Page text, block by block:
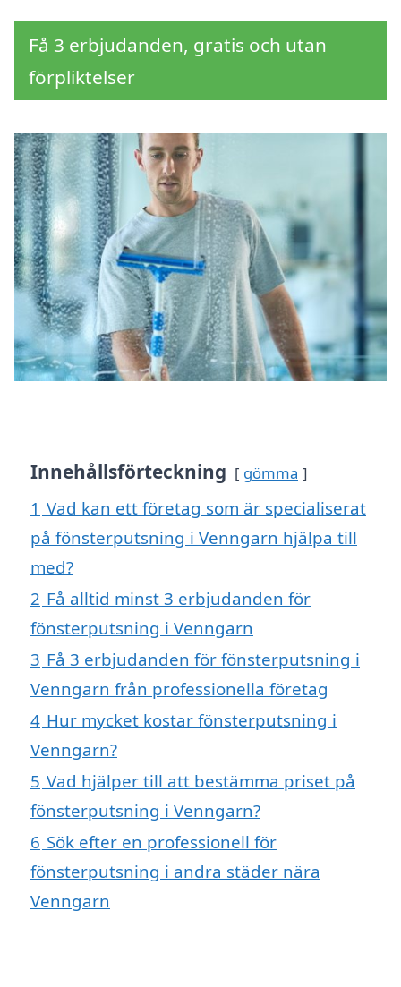
Få 3 erbjudanden, gratis och utan
förpliktelser
Innehållsförteckning gömma
1 Vad kan ett företag som är specialiserat
på fönsterputsning i Venngarn hjälpa till
med?
2 Få alltid minst 3 erbjudanden för
fönsterputsning i Venngarn
3 Få 3 erbjudanden för fönsterputsning i
Venngarn från professionella företag
4 Hur mycket kostar fönsterputsning i
Venngarn?
5 Vad hjälper till att bestämma priset på
fönsterputsning i Venngarn?
6 Sök efter en professionell för
fönsterputsning i andra städer nära
Venngarn